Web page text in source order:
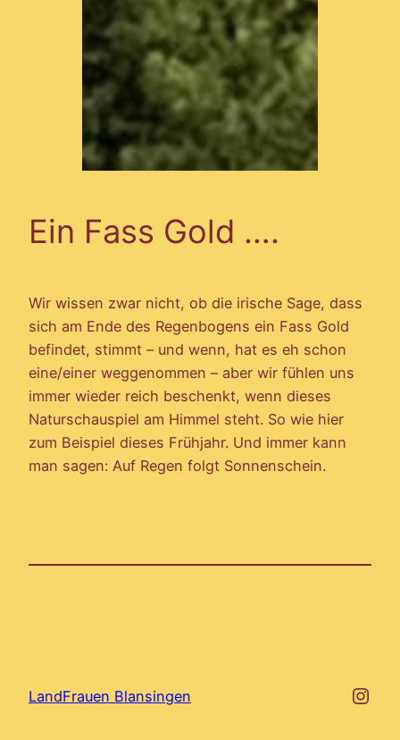
Ein Fass Gold ….
Wir wissen zwar nicht, ob die irische Sage, dass
sich am Ende des Regenbogens ein Fass Gold
befindet, stimmt – und wenn, hat es eh schon
eine/einer weggenommen – aber wir fühlen uns
immer wieder reich beschenkt, wenn dieses
Naturschauspiel am Himmel steht. So wie hier
zum Beispiel dieses Frühjahr. Und immer kann
man sagen: Auf Regen folgt Sonnenschein.
LandFrauen Blansingen